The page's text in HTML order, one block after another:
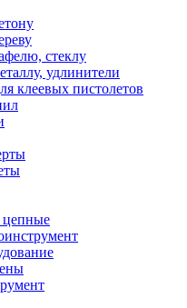
стеклу
удлинители
клеевых пистолетов